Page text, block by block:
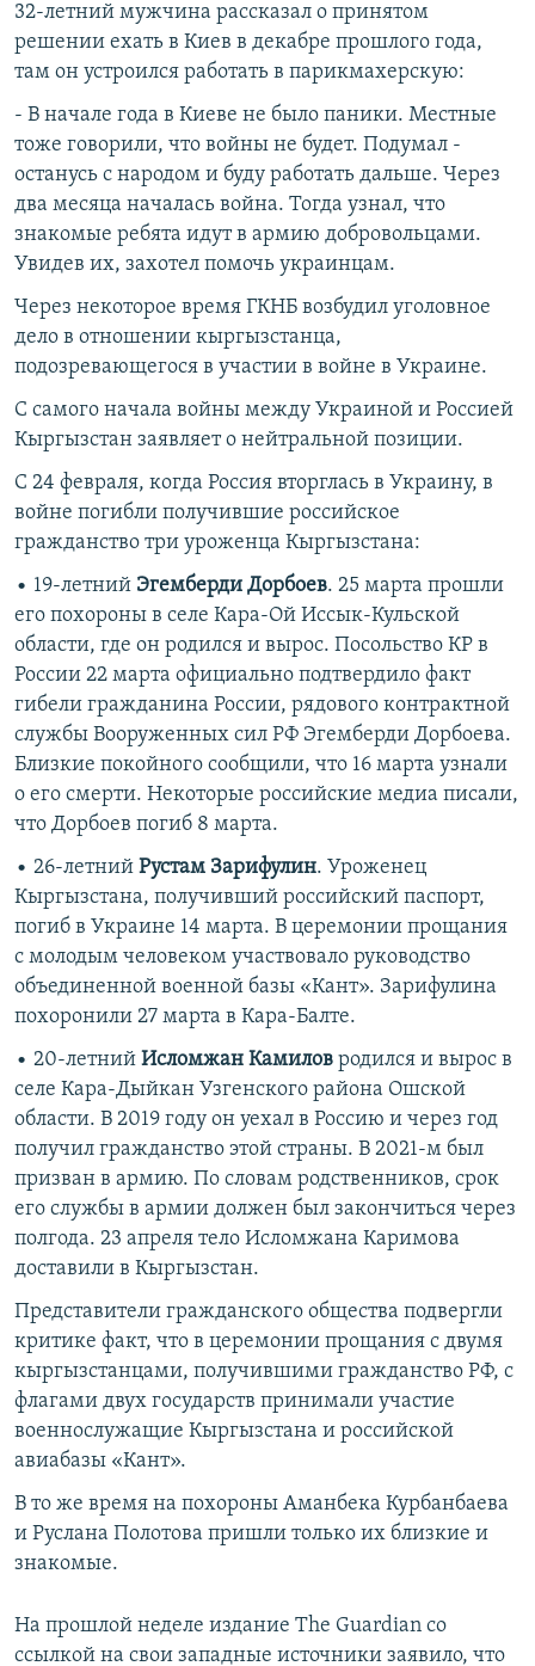
32-летний мужчина рассказал о принятом
решении ехать в Киев в декабре прошлого года,
там он устроился работать в парикмахерскую:
- В начале года в Киеве не было паники. Местные
тоже говорили, что войны не будет. Подумал -
останусь с народом и буду работать дальше. Через
два месяца началась война. Тогда узнал, что
знакомые ребята идут в армию добровольцами.
Увидев их, захотел помочь украинцам.
Через некоторое время ГКНБ возбудил уголовное
дело в отношении кыргызстанца,
подозревающегося в участии в войне в Украине.
С самого начала войны между Украиной и Россией
Кыргызстан заявляет о нейтральной позиции.
С 24 февраля, когда Россия вторглась в Украину, в
войне погибли получившие российское
гражданство три уроженца Кыргызстана:
• 19-летний Эгемберди Дорбоев. 25 марта прошли
его похороны в селе Кара-Ой Иссык-Кульской
области, где он родился и вырос. Посольство КР в
России 22 марта официально подтвердило факт
гибели гражданина России, рядового контрактной
службы Вооруженных сил РФ Эгемберди Дорбоева.
Близкие покойного сообщили, что 16 марта узнали
о его смерти. Некоторые российские медиа писали,
что Дорбоев погиб 8 марта.
• 26-летний Рустам Зарифулин. Уроженец
Кыргызстана, получивший российский паспорт,
погиб в Украине 14 марта. В церемонии прощания
с молодым человеком участвовало руководство
объединенной военной базы «Кант». Зарифулина
похоронили 27 марта в Кара-Балте.
• 20-летний Исломжан Камилов родился и вырос в
селе Кара-Дыйкан Узгенского района Ошской
области. В 2019 году он уехал в Россию и через год
получил гражданство этой страны. В 2021-м был
призван в армию. По словам родственников, срок
его службы в армии должен был закончиться через
полгода. 23 апреля тело Исломжана Каримова
доставили в Кыргызстан.
Представители гражданского общества подвергли
критике факт, что в церемонии прощания с двумя
кыргызстанцами, получившими гражданство РФ, с
флагами двух государств принимали участие
военнослужащие Кыргызстана и российской
авиабазы «Кант».
В то же время на похороны Аманбека Курбанбаева
и Руслана Полотова пришли только их близкие и
знакомые.
На прошлой неделе издание The Guardian со
ссылкой на свои западные источники заявило, что